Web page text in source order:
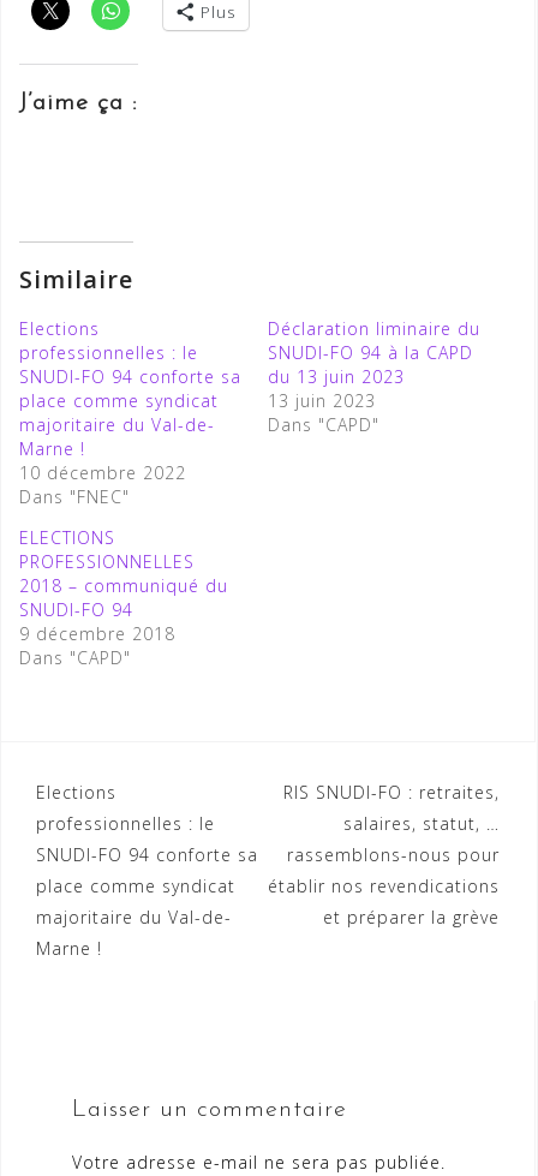
Plus
J’aime ça :
Similaire
Elections
professionnelles : le
SNUDI-FO 94 conforte sa
place comme syndicat
majoritaire du Val-de-
Marne !
10 décembre 2022
Dans "FNEC"
Déclaration liminaire du
SNUDI-FO 94 à la CAPD
du 13 juin 2023
13 juin 2023
Dans "CAPD"
ELECTIONS
PROFESSIONNELLES
2018 – communiqué du
SNUDI-FO 94
9 décembre 2018
Dans "CAPD"
Navigation
de
l’article
Elections
professionnelles : le
SNUDI-FO 94 conforte sa
place comme syndicat
majoritaire du Val-de-
Marne !
RIS SNUDI-FO : retraites,
salaires, statut, …
rassemblons-nous pour
établir nos revendications
et préparer la grève
Laisser un commentaire
Votre adresse e-mail ne sera pas publiée.